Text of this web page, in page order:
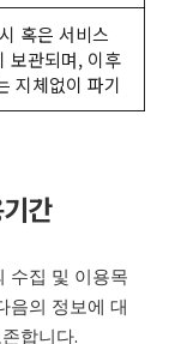
혹은 서비스
보관되며, 이후
지체없이 파기
간
수집 및 이용목
음의 정보에 대
합니다.